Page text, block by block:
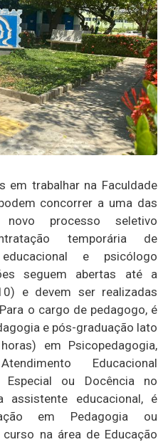
em trabalhar na Faculdade
concorrer a uma das
processo seletivo
temporária de
e psicólogo
seguem abertas até a
e devem ser realizadas
o cargo de pedagogo, é
e pós-graduação lato
em Psicopedagogia,
Educacional
Especial ou Docência no
assistente educacional, é
em Pedagogia ou
na área de Educação